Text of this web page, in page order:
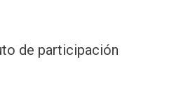
de participación